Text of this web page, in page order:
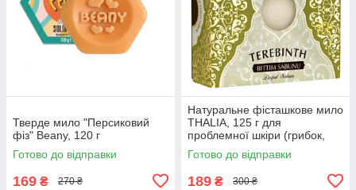
Тверде мило "Персиковий
фіз" Beany, 120 г
Готово до відправки
169 ₴ 270 ₴
Натуральне фісташкове мило
THALIA, 125 г для
проблемної шкіри (грибок,
екзема, прищі, псоріаз)
Готово до відправки
189 ₴ 300 ₴